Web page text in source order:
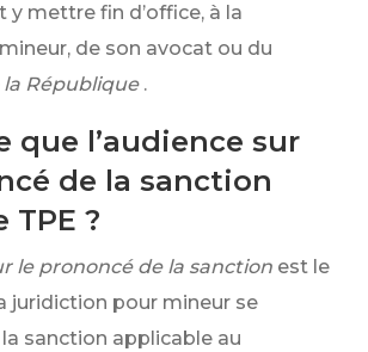
y mettre fin d’office, à la
de son avocat ou du
République .
que l’audience sur
de la sanction
TPE ?
le prononcé de la sanction est le
juridiction pour mineur se
sanction applicable au